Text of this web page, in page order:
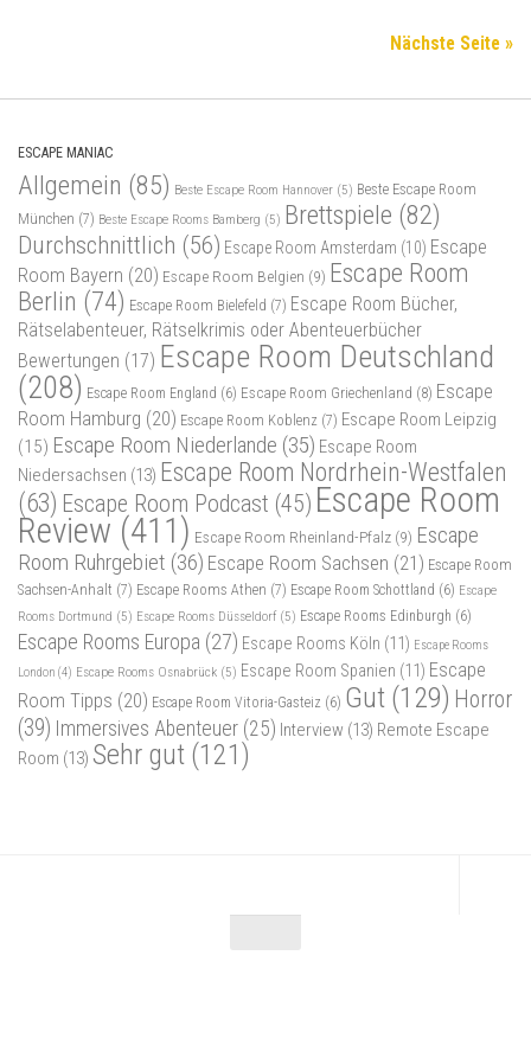
Nächste Seite »
ESCAPE MANIAC
Allgemein (85) Beste Escape Room Hannover (5) Beste Escape Room
München (7) Beste Escape Rooms Bamberg (5) Brettspiele (82)
Durchschnittlich (56) Escape Room Amsterdam (10) Escape
Room Bayern (20) Escape Room Belgien (9) Escape Room
Berlin (74) Escape Room Bielefeld (7) Escape Room Bücher,
Rätselabenteuer, Rätselkrimis oder Abenteuerbücher
Bewertungen (17) Escape Room Deutschland
(208) Escape Room England (6) Escape Room Griechenland (8) Escape
Room Hamburg (20) Escape Room Koblenz (7) Escape Room Leipzig
(15) Escape Room Niederlande (35) Escape Room
Niedersachsen (13) Escape Room Nordrhein-Westfalen
(63) Escape Room Podcast (45) Escape Room
Review (411) Escape Room Rheinland-Pfalz (9) Escape
Room Ruhrgebiet (36) Escape Room Sachsen (21) Escape Room
Sachsen-Anhalt (7) Escape Rooms Athen (7) Escape Room Schottland (6) Escape
Rooms Dortmund (5) Escape Rooms Düsseldorf (5) Escape Rooms Edinburgh (6)
Escape Rooms Europa (27) Escape Rooms Köln (11) Escape Rooms
London (4) Escape Rooms Osnabrück (5) Escape Room Spanien (11) Escape
Room Tipps (20) Escape Room Vitoria-Gasteiz (6) Gut (129) Horror
(39) Immersives Abenteuer (25) Interview (13) Remote Escape
Room (13) Sehr gut (121)